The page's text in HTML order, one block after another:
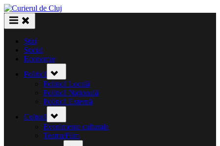
Skip
to
content
Știri
Social
Economie
Politică
sub-
menu
Politică Locală
Politică Națională
Politică Externă
Cultură
sub-
menu
Evenimente culturale
Teatru/Film